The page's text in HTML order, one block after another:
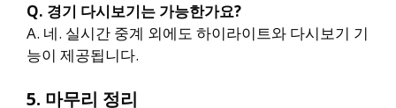
Q. 경기 다시보기는 가능한가요?
A. 네. 실시간 중계 외에도 하이라이트와 다시보기 기
능이 제공됩니다.
5. 마무리 정리